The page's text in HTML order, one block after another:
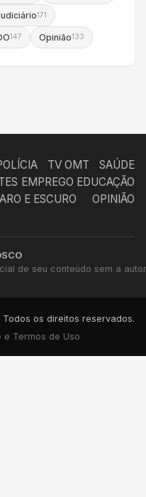
171
147 Opinião133
TV OMT
SAÚDE
EMPREGO EDUCAÇÃO
E ESCURO
OPINIÃO
de seu conteúdo sem a
os direitos reservados.
e Termos de Uso